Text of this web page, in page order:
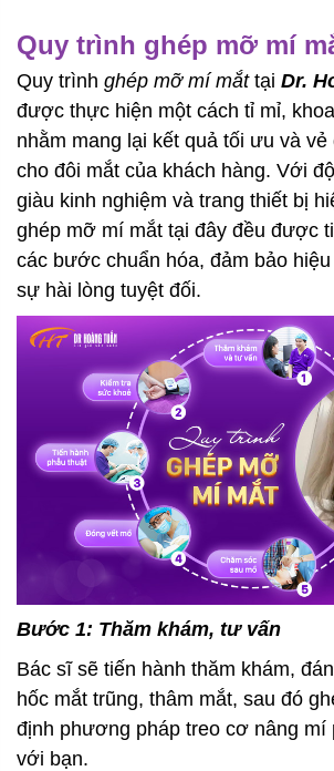
Quy trình ghép mỡ mí
Quy trình ghép mỡ mí mắttại Dr.
được thực hiện một cách tỉ mỉ,
nhằm mang lại kết quả tối ưu và
cho đôi mắt của khách hàng. Với
giàu kinh nghiệm và trang thiết bị
ghép mỡ mí mắt tại đây đều được
các bước chuẩn hóa, đảm bảo
sự hài lòng tuyệt đối.
Bước 1: Thăm khám, tư vấn
Bác sĩ sẽ tiến hành thăm khám,
hốc mắt trũng, thâm mắt, sau đó
định phương pháp treo cơ nâng mí
với bạn.